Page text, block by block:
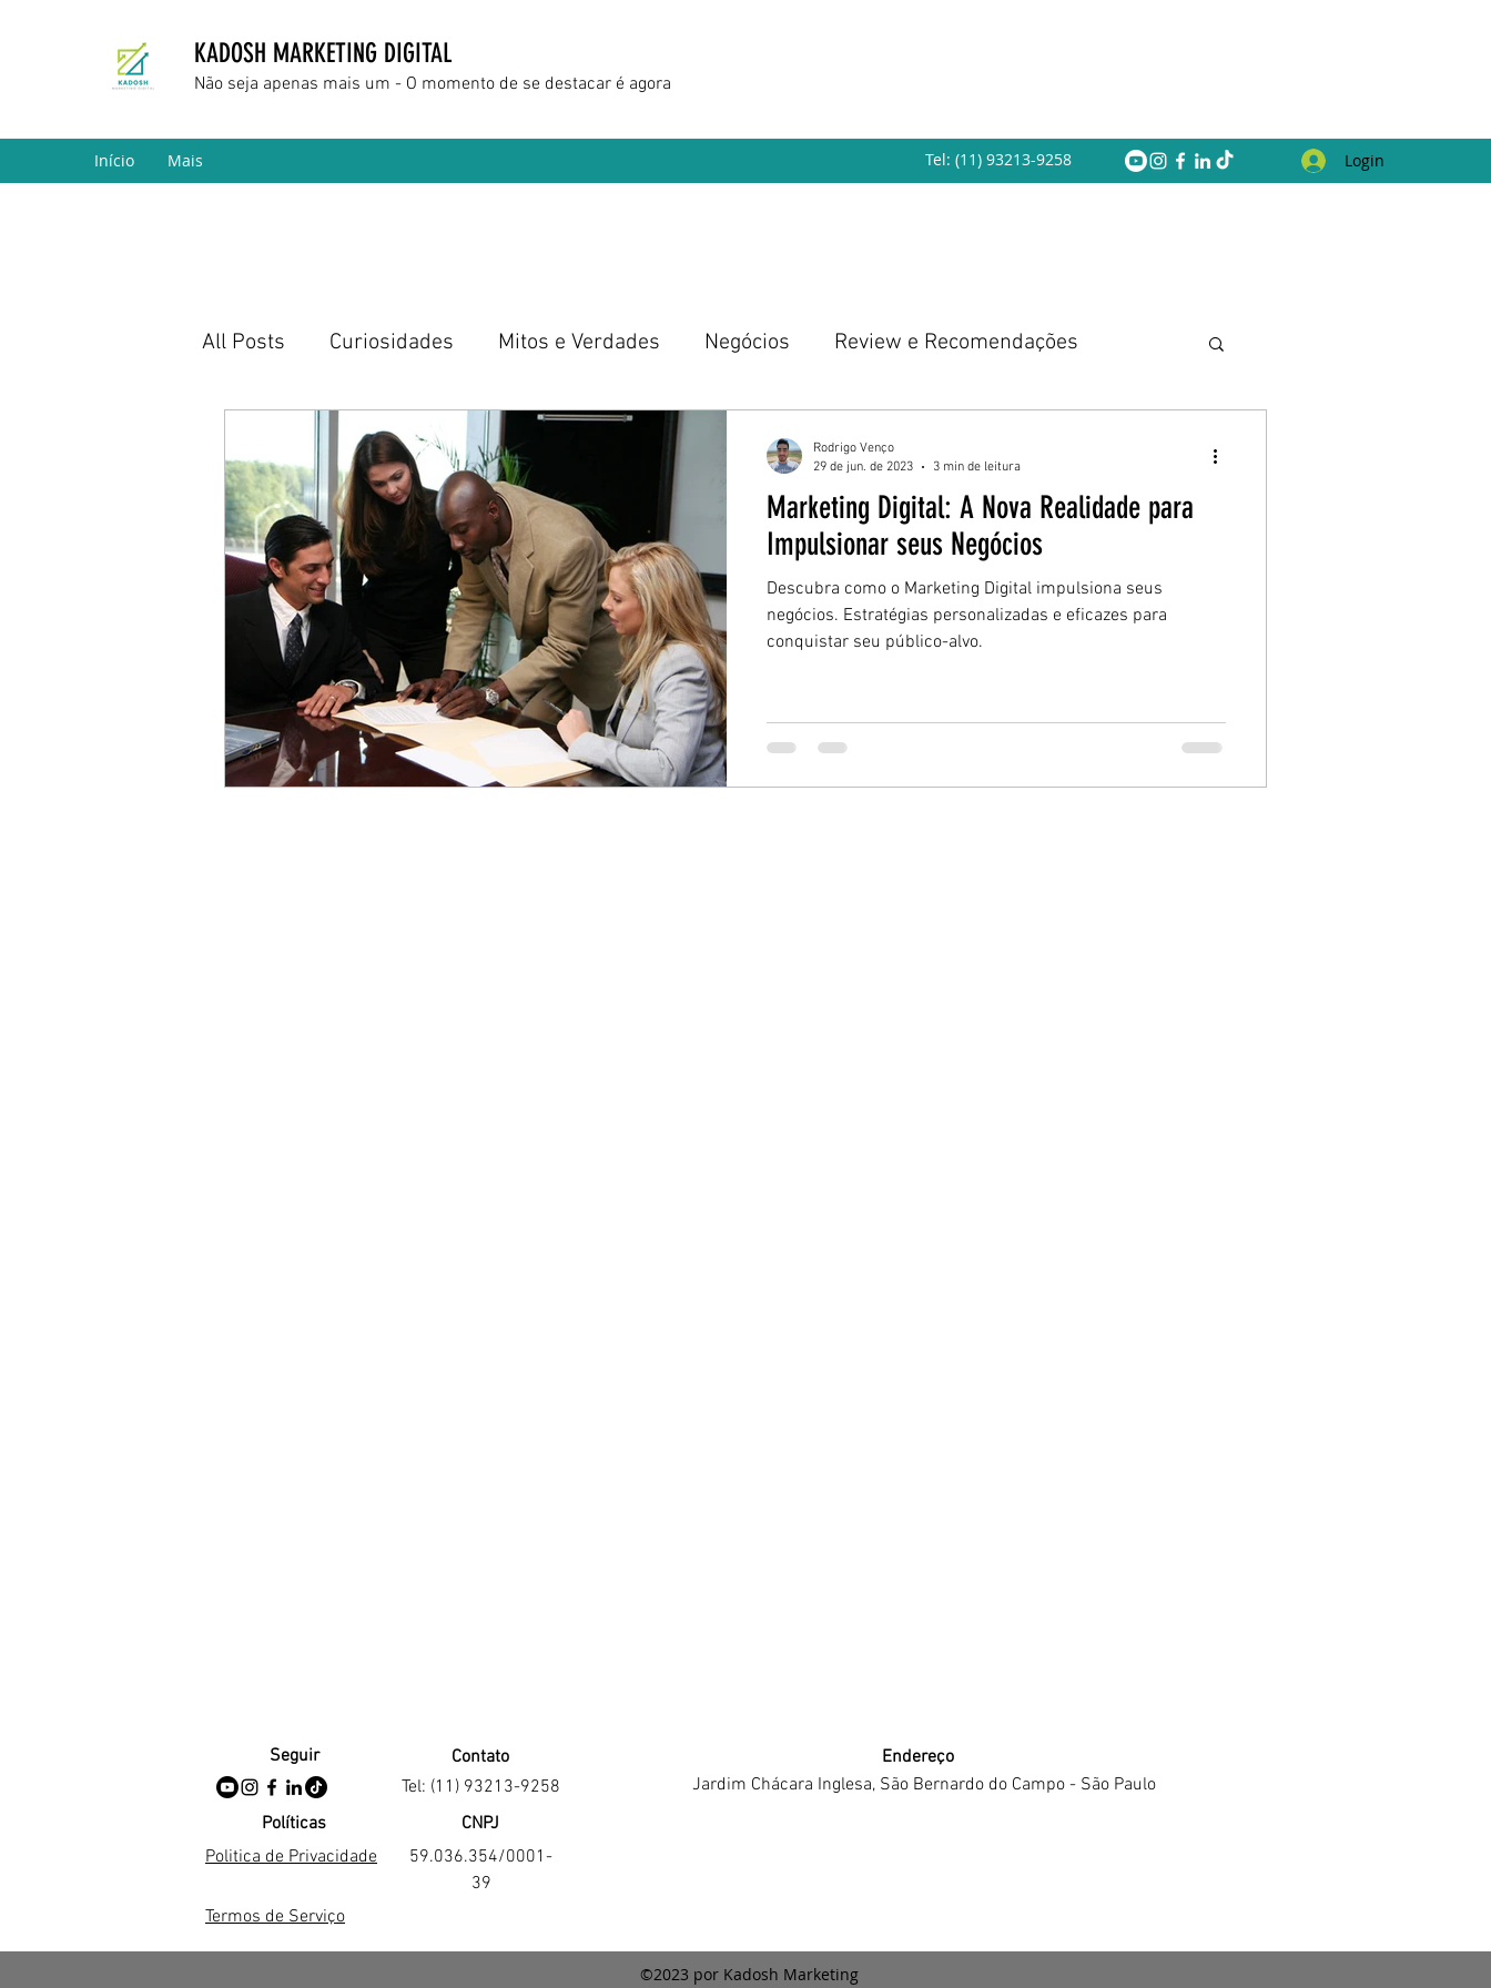
KADOSH MARKETING DIGITAL
Não seja apenas mais um - O momento de se destacar é agora
Início Mais Tel: (11) 93213-9258 Login
All Posts Curiosidades Mitos e Verdades Negócios Review e Recomendações
Marketing Digital Empreendedorismo
Marketing Digital: A Nova Realidade para
Impulsionar seus Negócios
Descubra como o Marketing Digital impulsiona seus
negócios. Estratégias personalizadas e eficazes para
conquistar seu público-alvo.
Rodrigo Venço
29 de jun. de 2023
3 min de leitura
Seguir
Políticas
Politica de Privacidade
Contato
Tel: (11) 93213-9258
CNPJ
59.036.354/0001-
39
Endereço
Jardim Chácara Inglesa, São Bernardo do Campo - São Paulo
Termos de Serviço
©2023 por Kadosh Marketing